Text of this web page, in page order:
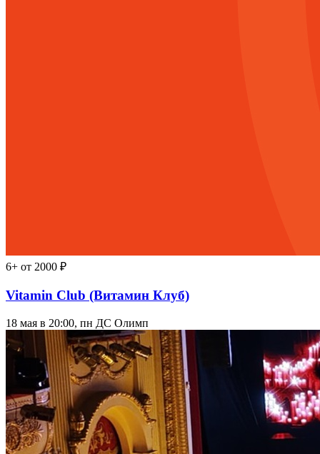
6+ от 2000 ₽
Vitamin Club (Витамин Клуб)
18 мая в 20:00, пн ДС Олимп